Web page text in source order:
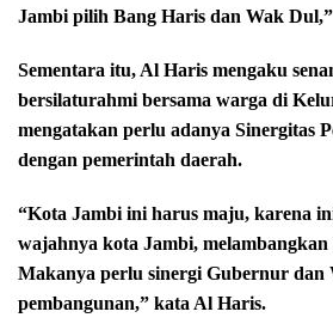
Jambi pilih Bang Haris dan Wak
Sementara itu, Al Haris mengaku
bersilaturahmi bersama warga di
mengatakan perlu adanya Sinergitas
dengan pemerintah daerah.
“Kota Jambi ini harus maju, karena
wajahnya kota Jambi,
Makanya perlu sinergi Gubernur dan
pembangunan,” kata Al Haris.